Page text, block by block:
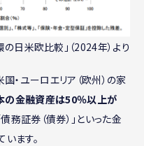
日米欧比較」（2024年）より
・ユーロエリア（欧州）の家
の金融資産は50％以上が
債務証券（債券）」といった金
ます。